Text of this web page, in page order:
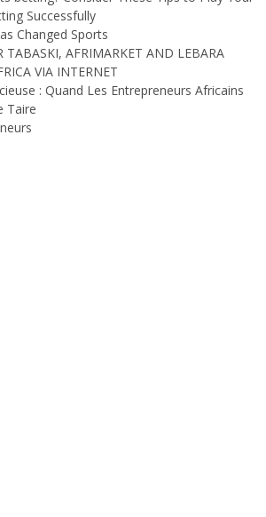
Successfully
Changed Sports
TABASKI, AFRIMARKET AND LEBARA
VIA INTERNET
: Quand Les Entrepreneurs Africains
Taire